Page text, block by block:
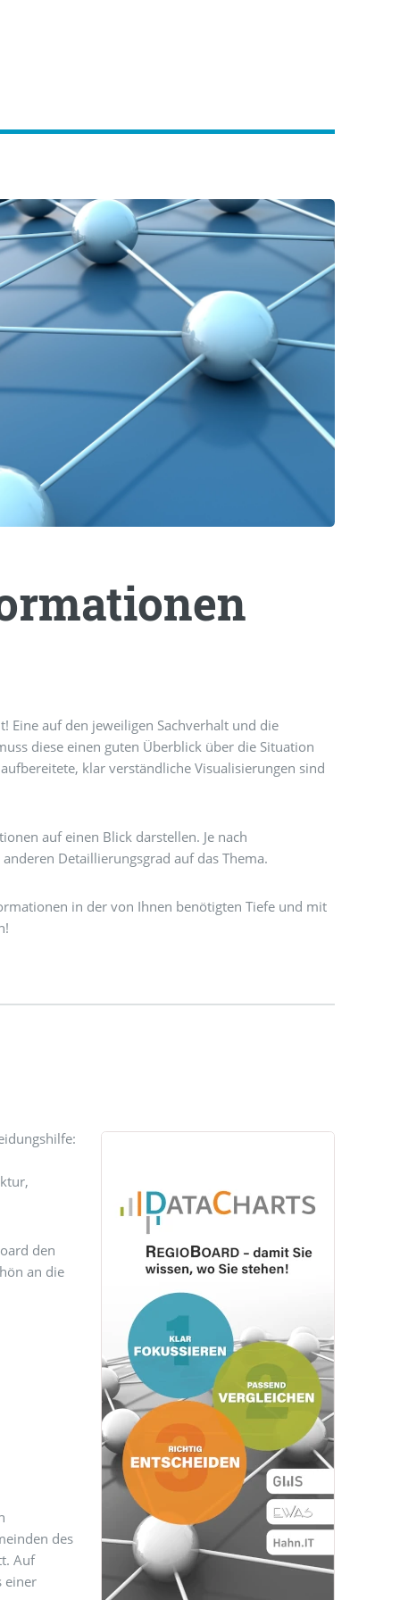
auf den jeweiligen Sachverhalt und die
diese einen guten Überblick über die Situation
klar verständliche Visualisierungen sind
auf einen Blick darstellen. Je nach
Detaillierungsgrad auf das Thema.
in der von Ihnen benötigten Tiefe und mit
den
an die
des
Auf
einer